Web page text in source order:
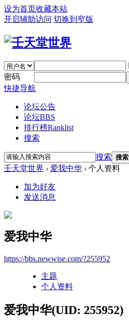
设为首页收藏本站
开启辅助访问 切换到窄版
密码
快捷导航
论坛公告
论坛BBS
排行榜Ranklist
搜索
搜索 搜索
壬天堂世界 › 爱我中华 › 个人资料
加为好友
发送消息
爱我中华
https://bbs.newwise.com/?255952
主题
个人资料
爱我中华(UID: 255952)